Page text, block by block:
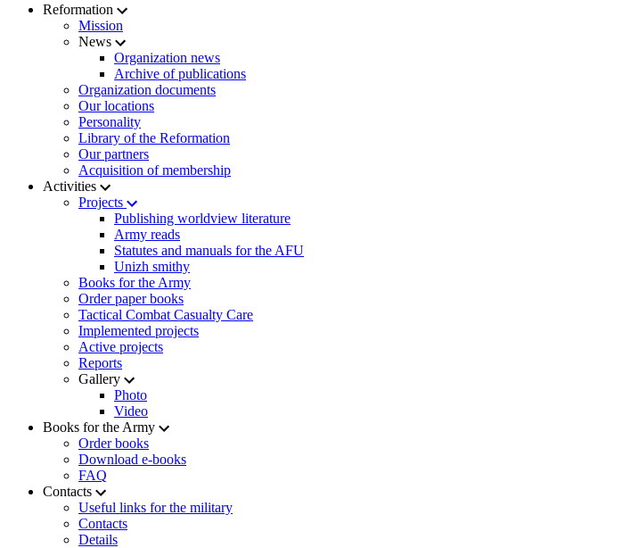
Reformation
Mission
News
Organization news
Archive of publications
Organization documents
Our locations
Personality
Library of the Reformation
Our partners
Acquisition of membership
Activities
Projects
Publishing worldview literature
Army reads
Statutes and manuals for the AFU
Unizh smithy
Books for the Army
Order paper books
Tactical Combat Casualty Care
Implemented projects
Active projects
Reports
Gallery
Photo
Video
Books for the Army
Order books
Download e-books
FAQ
Contacts
Useful links for the military
Contacts
Details